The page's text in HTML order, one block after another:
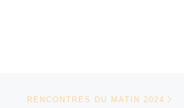
RENCONTRES DU MATIN 2024